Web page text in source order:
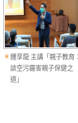
鍾享龍 主講「親子教育
談空污霾害親子保健之
道」